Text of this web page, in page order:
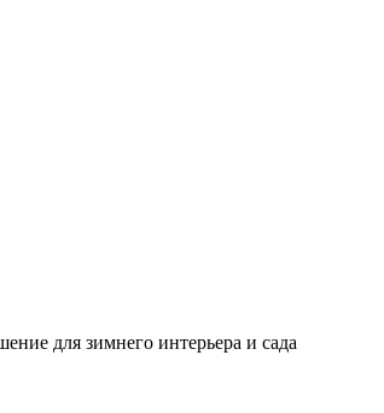
для зимнего интерьера и сада